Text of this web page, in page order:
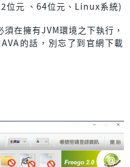
位元 、64位元、Linux系統)
在擁有JVM環境之下執行，
的話，別忘了到官網下載